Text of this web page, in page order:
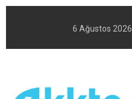
6 Ağustos 2026